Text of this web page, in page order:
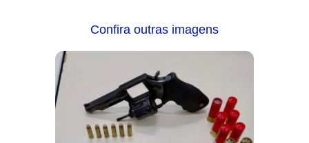
Confira outras imagens